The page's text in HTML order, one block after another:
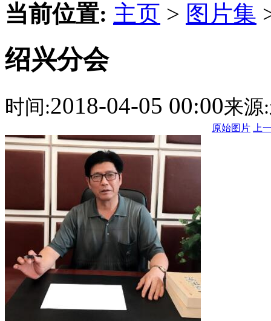
当前位置: 主页 > 图片集
绍兴分会
时间:2018-04-05 00:00来源:
原始图片 上